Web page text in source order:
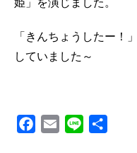
姫」を演じました。
「きんちょうしたー！
していました～